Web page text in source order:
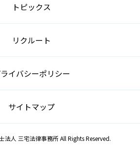
トピックス
リクルート
イバシーポリシー
サイトマップ
人 三宅法律事務所 All Rights Reserved.